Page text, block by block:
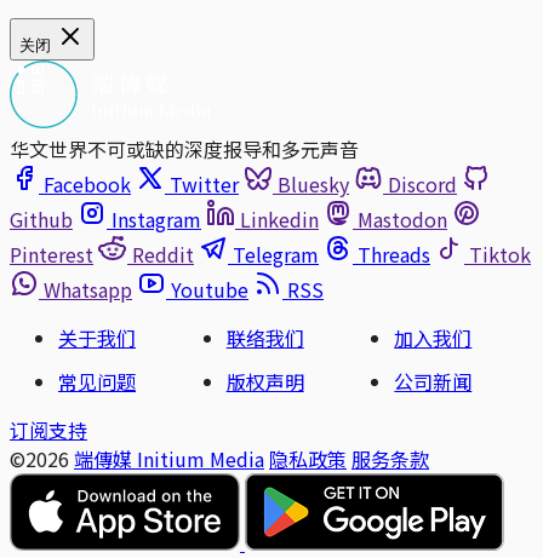
关闭
华文世界不可或缺的深度报导和多元声音
Facebook
Twitter Bluesky
Discord
Github
Instagram Linkedin
Mastodon
Pinterest
Reddit Telegram Threads
Tiktok
Whatsapp
Youtube
RSS
关于我们
联络我们
加入我们
常见问题
版权声明
公司新闻
订阅支持
©2026 端傳媒 Initium Media 隐私政策 服务条款